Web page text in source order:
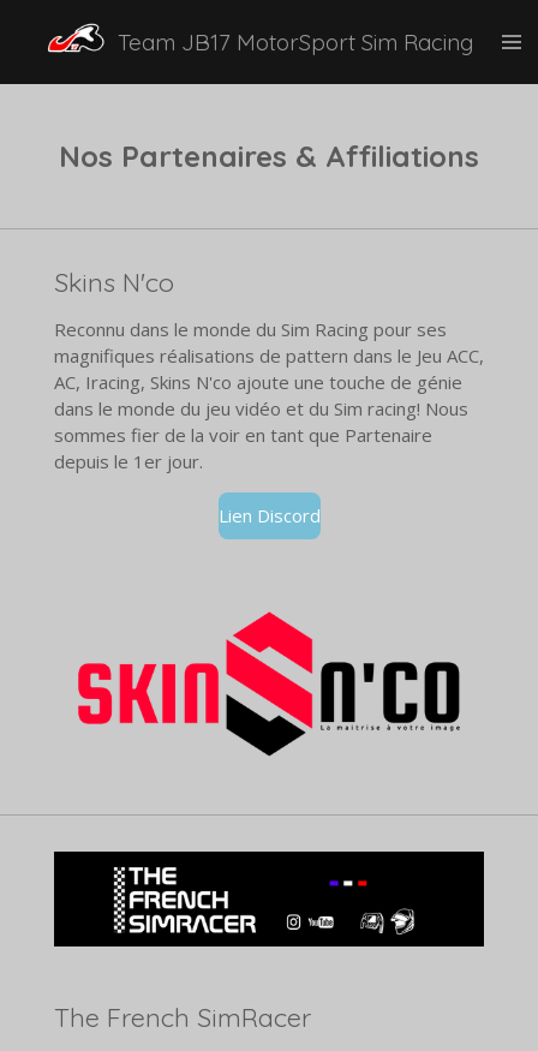
Team JB17 MotorSport Sim Racing
Nos Partenaires & Affiliations
Skins N'co
Reconnu dans le monde du Sim Racing pour ses
magnifiques réalisations de pattern dans le Jeu ACC,
AC, Iracing, Skins N'co ajoute une touche de génie
dans le monde du jeu vidéo et du Sim racing! Nous
sommes fier de la voir en tant que Partenaire
depuis le 1er jour.
Lien Discord
The French SimRacer